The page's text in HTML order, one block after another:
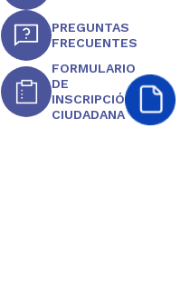
PREGUNTAS
FRECUENTES
FORMULARIO
DE
INSCRIPCIÓN
CIUDADANA